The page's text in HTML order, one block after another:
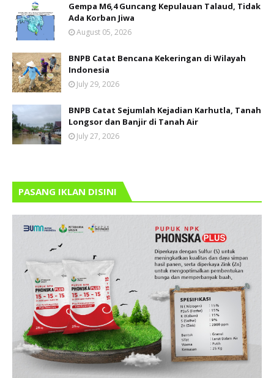
Gempa M6,4 Guncang Kepulauan Talaud, Tidak
Ada Korban Jiwa
August 05, 2026
BNPB Catat Bencana Kekeringan di Wilayah
Indonesia
July 29, 2026
BNPB Catat Sejumlah Kejadian Karhutla, Tanah
Longsor dan Banjir di Tanah Air
July 27, 2026
PASANG IKLAN DISINI